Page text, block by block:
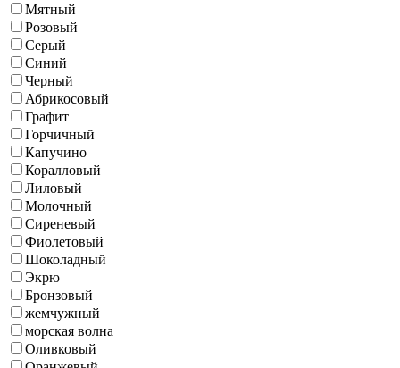
Мятный
Розовый
Серый
Синий
Черный
Абрикосовый
Графит
Горчичный
Капучино
Коралловый
Лиловый
Молочный
Сиреневый
Фиолетовый
Шоколадный
Экрю
Бронзовый
жемчужный
морская волна
Оливковый